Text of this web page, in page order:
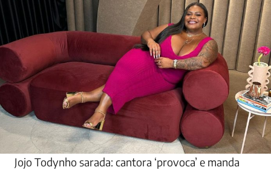
Jojo Todynho sarada: cantora ‘provoca’ e manda